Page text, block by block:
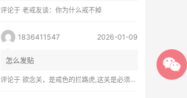
评论于 老戒友谈：你为什么戒不掉
1836411547 2026-01-09
怎么发贴
评论于 欲念关，是戒色的拦路虎,这关是必须过的